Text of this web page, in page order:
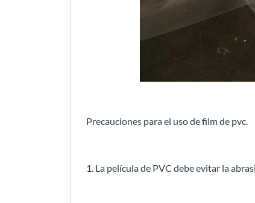
Precauciones para el uso de film de pvc.
1. La película de PVC debe evitar la